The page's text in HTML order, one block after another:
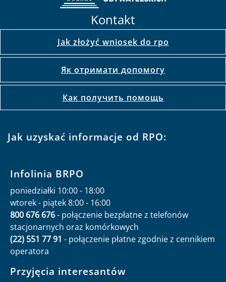
Kontakt
Jak złożyć wniosek do rpo
Як отримати допомогу
Как получить помощь
Jak uzyskać informacje od RPO:
Infolinia BRPO
poniedziałki 10:00 - 18:00
wtorek - piątek 8:00 - 16:00
800 676 676- połączenie bezpłatne z telefonów
stacjonarnych oraz komórkowych
(22) 551 77 91 - połączenie płatne zgodnie z cennikiem
operatora
Przyjęcia interesantów